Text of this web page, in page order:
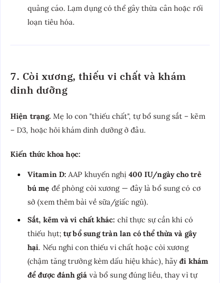
quảng cáo. Lạm dụng có thể gây thừa cân hoặc rối
loạn tiêu hóa.
7. Còi xương, thiếu vi chất và khám
dinh dưỡng
Hiện trạng. Mẹ lo con "thiếu chất", tự bổ sung sắt – kẽm
– D3, hoặc hỏi khám dinh dưỡng ở đâu.
Kiến thức khoa học:
Vitamin D: AAP khuyến nghị 400 IU/ngày cho trẻ
bú mẹ để phòng còi xương — đây là bổ sung có cơ
sở (xem thêm bài về sữa/giấc ngủ).
Sắt, kẽm và vi chất khác: chỉ thực sự cần khi có
thiếu hụt;tự bổ sung tràn lan có thể thừa và gây
hại. Nếu nghi con thiếu vi chất hoặc còi xương
(chậm tăng trưởng kèm dấu hiệu khác), hãyđi khám
để được đánh giá và bổ sung đúng liều, thay vì tự